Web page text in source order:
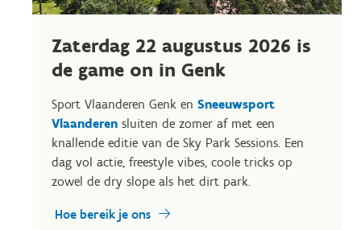
Zaterdag 22 augustus 2026 is
de game on in Genk
Sport Vlaanderen Genk en Sneeuwsport
Vlaanderen sluiten de zomer af met een
knallende editie van de Sky Park Sessions. Een
dag vol actie, freestyle vibes, coole tricks op
zowel de dry slope als het dirt park.
Hoe bereik je ons